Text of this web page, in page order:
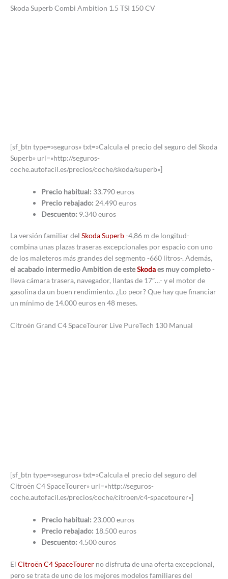
Skoda Superb Combi Ambition 1.5 TSI 150 CV
[sf_btn type=»seguros» txt=»Calcula el precio del seguro del Skoda
Superb» url=»http://seguros-
coche.autofacil.es/precios/coche/skoda/superb»]
Precio habitual: 33.790 euros
Precio rebajado: 24.490 euros
Descuento: 9.340 euros
La versión familiar del Skoda Superb-4,86 m de longitud-
combina unas plazas traseras excepcionales por espacio con uno
de los maleteros más grandes del segmento -660 litros-. Además,
el acabado intermedio Ambition de esteSkodaes muy completo-
lleva cámara trasera, navegador, llantas de 17″…- y el motor de
gasolina da un buen rendimiento. ¿Lo peor? Que hay que financiar
un mínimo de 14.000 euros en 48 meses.
Citroën Grand C4 SpaceTourer Live PureTech 130 Manual
[sf_btn type=»seguros» txt=»Calcula el precio del seguro del
Citroën C4 SpaceTourer» url=»http://seguros-
coche.autofacil.es/precios/coche/citroen/c4-spacetourer»]
Precio habitual: 23.000 euros
Precio rebajado: 18.500 euros
Descuento:4.500 euros
El Citroën C4 SpaceTourer no disfruta de una oferta excepcional,
pero se trata de uno de los mejores modelos familiares del